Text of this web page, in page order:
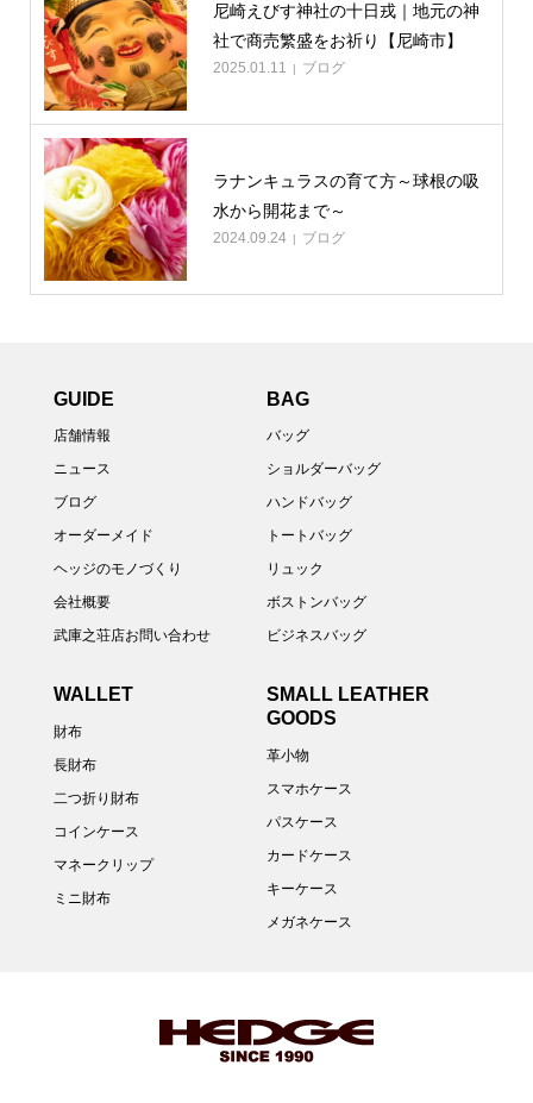
尼崎えびす神社の十日戎｜地元の神
社で商売繁盛をお祈り【尼崎市】
2025.01.11 ブログ
ラナンキュラスの育て方～球根の吸
水から開花まで～
2024.09.24 ブログ
GUIDE
店舗情報
ニュース
ブログ
オーダーメイド
ヘッジのモノづくり
会社概要
武庫之荘店お問い合わせ
BAG
バッグ
ショルダーバッグ
ハンドバッグ
トートバッグ
リュック
ボストンバッグ
ビジネスバッグ
WALLET
財布
長財布
二つ折り財布
コインケース
マネークリップ
ミニ財布
SMALL LEATHER
GOODS
革小物
スマホケース
パスケース
カードケース
キーケース
メガネケース